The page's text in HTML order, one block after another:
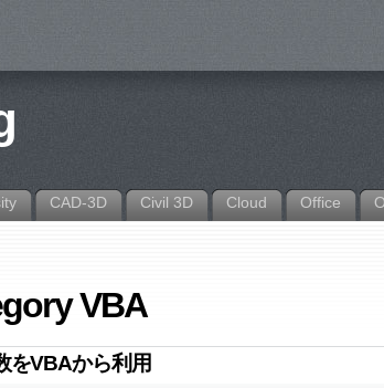
CAD-3D Civil 3D Cloud Office
VBA
をVBAから利用